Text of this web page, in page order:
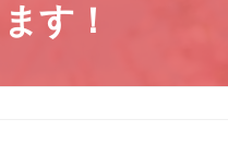
す！